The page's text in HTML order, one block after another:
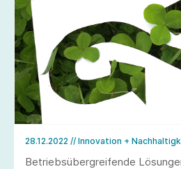
28.12.2022 // Innovation +
Betriebsübergreifende